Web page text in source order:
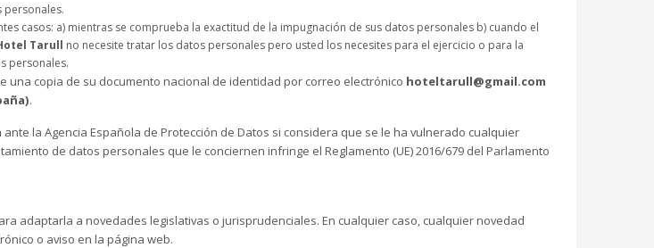
personales.
casos: a) mientras se comprueba la exactitud de la impugnación de sus datos personales b) cuando el
Tarull no necesite tratar los datos personales pero usted los necesites para el ejercicio o para la
personales.
una copia de su documento nacional de identidad por correo electrónico hoteltarull@gmail.com
.
la Agencia Española de Protección de Datos si considera que se le ha vulnerado cualquier
de datos personales que le conciernen infringe el Reglamento (UE) 2016/679 del Parlamento
adaptarla a novedades legislativas o jurisprudenciales. En cualquier caso, cualquier novedad
o aviso en la página web.